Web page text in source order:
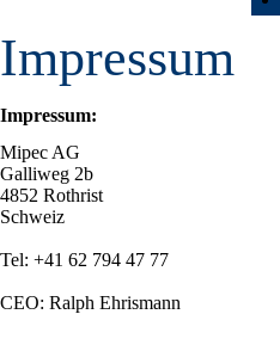
Impressum
Impressum:
Mipec AG
Galliweg 2b
4852 Rothrist
Schweiz
Tel: +41 62 794 47 77
CEO: Ralph Ehrismann